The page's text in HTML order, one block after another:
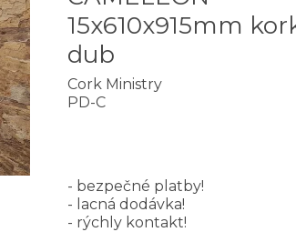
15x610x915mm
dub
Cork Ministry
PD-C
- bezpečné platby!
- lacná dodávka!
- rýchly kontakt!